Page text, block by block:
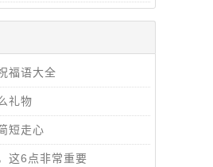
福语大全
礼物
短走心
这6点非常重要